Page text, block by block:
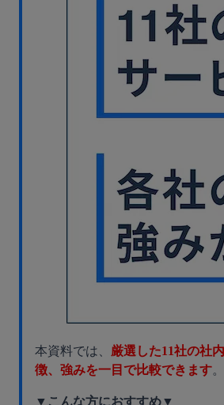
本資料では、 厳選した11社の社
徴、強みを一目で比較できます。
▼こんな方におすすめ▼